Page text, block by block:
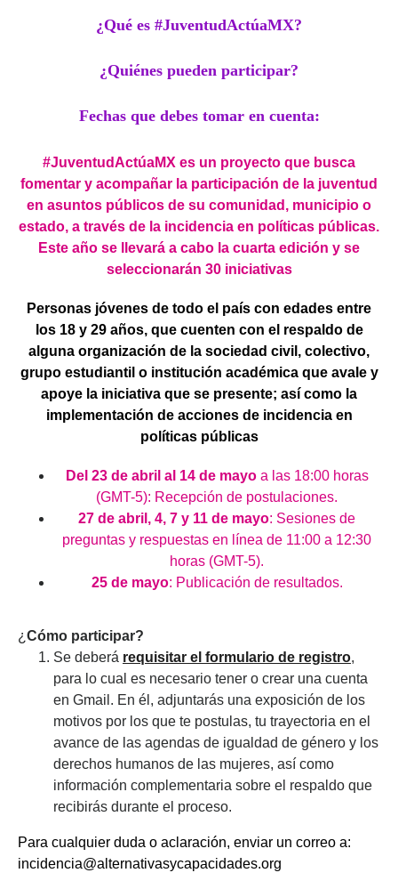
¿Qué es #JuventudActúaMX?
¿Quiénes pueden participar?
Fechas que debes tomar en cuenta:
#JuventudActúaMX es un proyecto que busca
fomentar y acompañar la participación de la juventud
en asuntos públicos de su comunidad, municipio o
estado, a través de la incidencia en políticas públicas.
Este año se llevará a cabo la cuarta edición y se
seleccionarán 30 iniciativas
Personas jóvenes de todo el país con edades entre
los 18 y 29 años, que cuenten con el respaldo de
alguna organización de la sociedad civil, colectivo,
grupo estudiantil o institución académica que avale y
apoye la iniciativa que se presente; así como la
implementación de acciones de incidencia en
políticas públicas
Del 23 de abril al 14 de mayoa las 18:00 horas
(GMT-5): Recepción de postulaciones.
27 de abril, 4, 7 y 11 de mayo: Sesiones de
preguntas y respuestas en línea de 11:00 a 12:30
horas (GMT-5).
25 de mayo: Publicación de resultados.
¿ Cómo participar?
Se deberá requisitar el formulario de registro,
para lo cual es necesario tener o crear una cuenta
en Gmail. En él, adjuntarás una exposición de los
motivos por los que te postulas, tu trayectoria en el
avance de las agendas de igualdad de género y los
derechos humanos de las mujeres, así como
información complementaria sobre el respaldo que
recibirás durante el proceso.
Para cualquier duda o aclaración, enviar un correo a:
incidencia@alternativasycapacidades.org